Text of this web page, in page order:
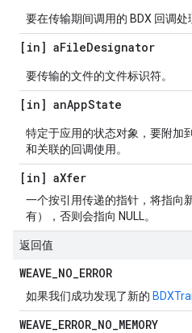
要在传输期间调用的 BDX 回调处
[in] aFileDesignator
要传输的文件的文件标识符。
[in] anAppState
特定于应用的状态对象，要附加到
和关联的回调使用。
[in] aXfer
一个按引用传递的指针，将指向
有），否则会指向 NULL。
返回值
WEAVE_NO_ERROR
如果我们成功发现了新的
WEAVE_ERROR_NO_MEMORY